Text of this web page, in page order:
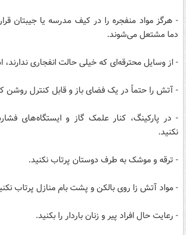
- هرگز مواد منفجره را در کیف مدرسه یا جیبتان
دما مشتعل می‌شوند.
- از وسایل محترقه‌ای که خیلی حالت انفجاری ندارند،
- آتش را حتماً در یک فضای باز و قابل کنترل روشن
- در پارکینگ، کنار علمک گاز و ایستگاه‌های
نکنید.
- ترقه و موشک به طرف دوستان پرتاب نکنید.
- مواد آتش زا روی بالکن و پشت بام منازل پرتاب
- رعایت حال افراد پیر و زنان باردار را بکنید.